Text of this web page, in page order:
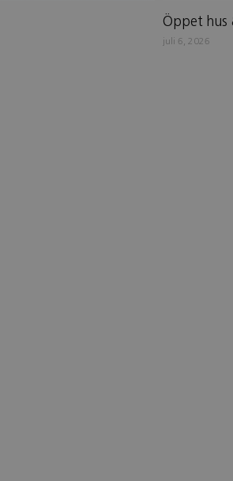
Öppet hus
juli 6, 2026